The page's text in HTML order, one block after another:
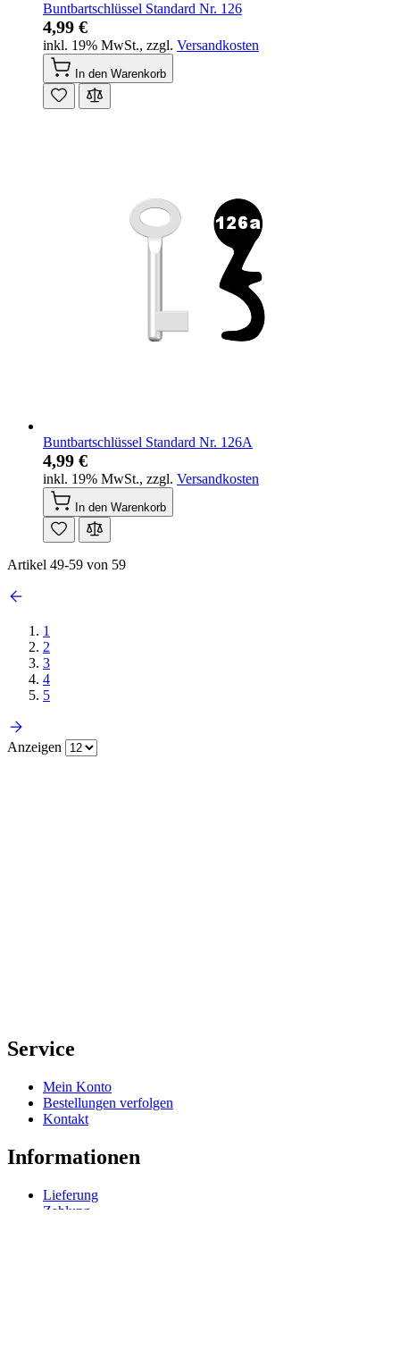
Buntbartschlüssel Standard Nr. 126
4,99 €
inkl. 19% MwSt., zzgl. Versandkosten
In den Warenkorb
Buntbartschlüssel Standard Nr. 126A
4,99 €
inkl. 19% MwSt., zzgl. Versandkosten
In den Warenkorb
Artikel 49-59 von 59
1
2
3
4
5
Anzeigen
Service
Mein Konto
Bestellungen verfolgen
Kontakt
Informationen
Lieferung
Zahlung